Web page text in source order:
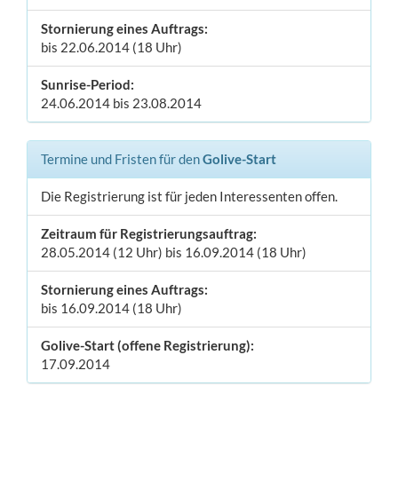
Stornierung eines Auftrags:
bis 22.06.2014 (18 Uhr)
Sunrise-Period:
24.06.2014 bis 23.08.2014
Termine und Fristen für denGolive-Start
Die Registrierung ist für jeden Interessenten offen.
Zeitraum für Registrierungsauftrag:
28.05.2014 (12 Uhr) bis 16.09.2014 (18 Uhr)
Stornierung eines Auftrags:
bis 16.09.2014 (18 Uhr)
Golive-Start (offene Registrierung):
17.09.2014